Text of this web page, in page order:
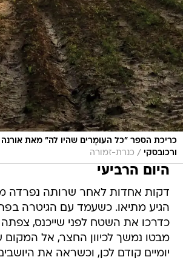
כריכת הספר "כל העומֶרים שהיו לה" מאת אורנה
ורכובסקי / כנרת-זמורה
היום הרביעי
דקות אחדות לאחר שרותה נפרדה
הגיע מתיאו. כשעמד עם הגיטרה
כדרכו את השטח לפני שייכנס,
מבטו נמשך לכיוון החצר, אל המקום
יומיים קודם לכן, וכשראה את